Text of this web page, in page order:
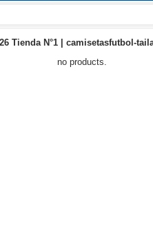
Tienda N°1 | camisetasfutbol-
no products.